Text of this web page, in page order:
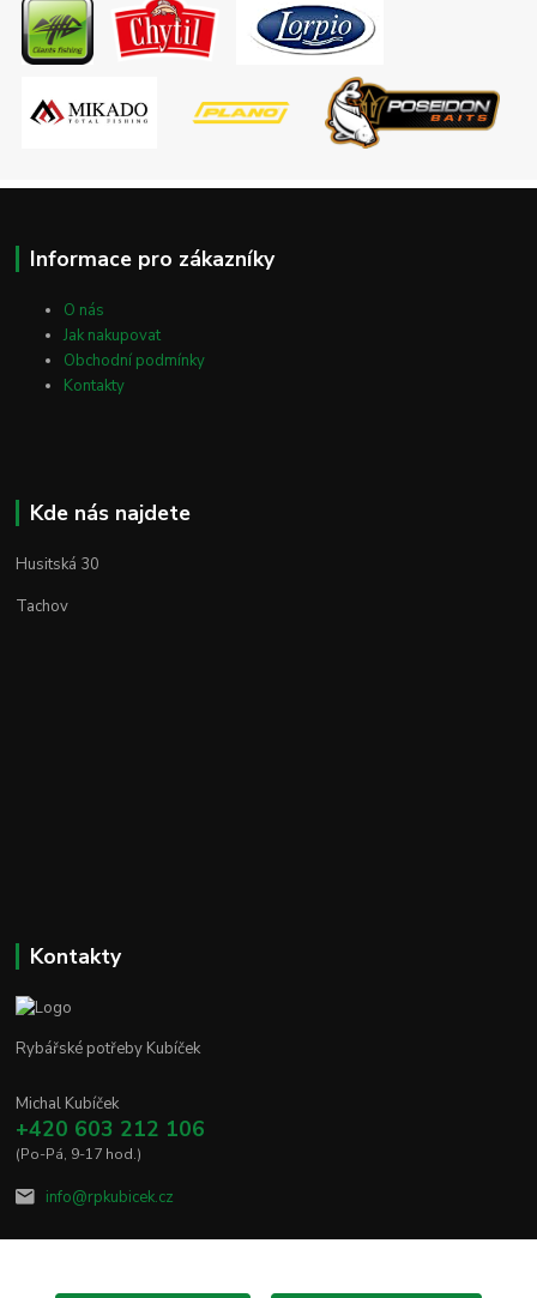
Informace pro zákazníky
O nás
Jak nakupovat
Obchodní podmínky
Kontakty
Kde nás najdete
Husitská 30
Tachov
Kontakty
Rybářské potřeby Kubíček
Michal Kubíček
+420 603 212 106
(Po-Pá, 9-17 hod.)
info@rpkubicek.cz